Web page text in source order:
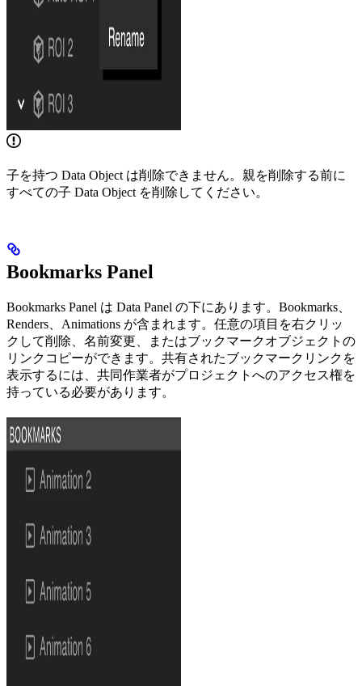
子を持つ Data Object は削除できません。親を削除する前に
すべての子 Data Object を削除してください。
Bookmarks Panel
Bookmarks Panel は Data Panel の下にあります。Bookmarks、
Renders、Animations が含まれます。任意の項目を右クリッ
クして削除、名前変更、またはブックマークオブジェクトの
リンクコピーができます。共有されたブックマークリンクを
表示するには、共同作業者がプロジェクトへのアクセス権を
持っている必要があります。